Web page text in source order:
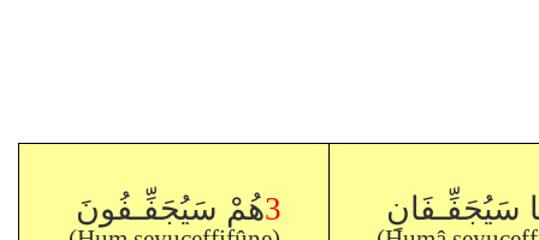
هُمْ سَيُجَفِّـفُونَ3 سَيُجَفِّـفَانِ